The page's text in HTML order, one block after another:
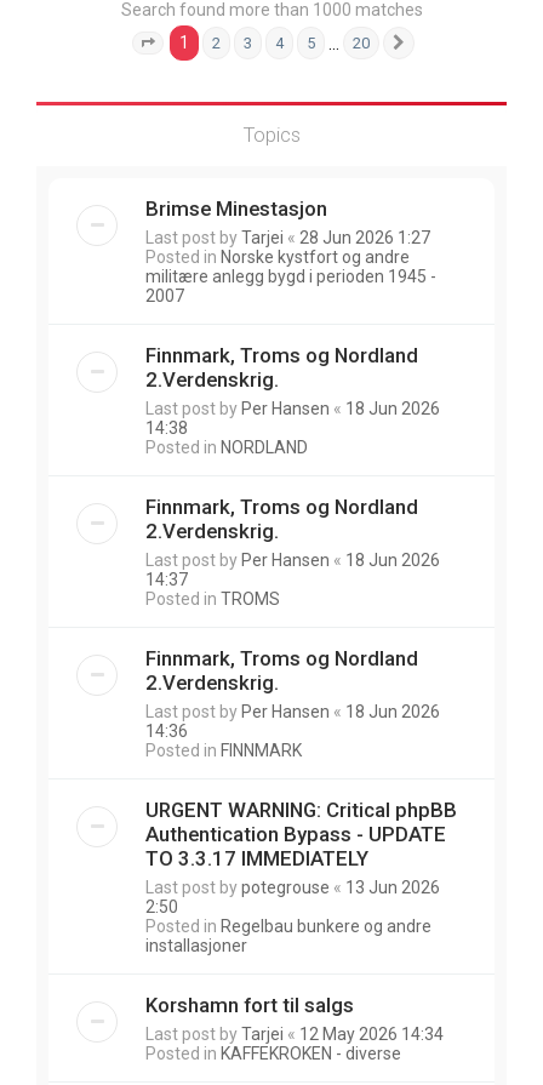
Search found more than 1000 matches
Page 1 of 20
1 2 3 4 5 20
Topics
Brimse Minestasjon
Last post byTarjei « 28 Jun 2026 1:27
Posted in Norske kystfort og andre
militære anlegg bygd i perioden 1945 -
2007
Finnmark, Troms og Nordland
2.Verdenskrig.
Last post by Per Hansen « 18 Jun 2026
14:38
Posted in NORDLAND
Finnmark, Troms og Nordland
2.Verdenskrig.
Last post by Per Hansen « 18 Jun 2026
14:37
Posted in TROMS
Finnmark, Troms og Nordland
2.Verdenskrig.
Last post by Per Hansen « 18 Jun 2026
14:36
Posted in FINNMARK
URGENT WARNING: Critical phpBB
Authentication Bypass - UPDATE
TO 3.3.17 IMMEDIATELY
Last post bypotegrouse « 13 Jun 2026
2:50
Posted in Regelbau bunkere og andre
installasjoner
Korshamn fort til salgs
Last post byTarjei « 12 May 2026 14:34
Posted in KAFFEKROKEN - diverse